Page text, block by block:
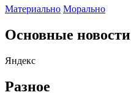
Материально Морально
Основные новости
Яндекс
Разное